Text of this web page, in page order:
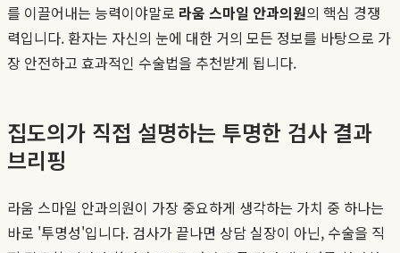
를 이끌어내는 능력이야말로 라움 스마일 안과의원의 핵심 경쟁
력입니다. 환자는 자신의 눈에 대한 거의 모든 정보를 바탕으로 가
장 안전하고 효과적인 수술법을 추천받게 됩니다.
집도의가 직접 설명하는 투명한 검사 결과
브리핑
라움 스마일 안과의원이 가장 중요하게 생각하는 가치 중 하나는
바로 '투명성'입니다. 검사가 끝나면 상담 실장이 아닌, 수술을 직